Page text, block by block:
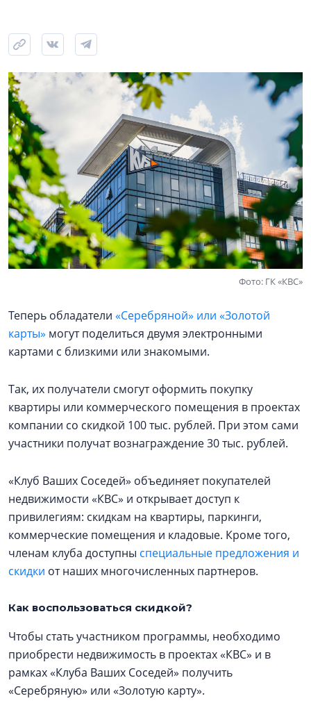
Фото: ГК «КВС»
Теперь обладатели «Серебряной» или «Золотой
карты» могут поделиться двумя электронными
картами с близкими или знакомыми.
Так, их получатели смогут оформить покупку
квартиры или коммерческого помещения в проектах
компании со скидкой 100 тыс. рублей. При этом сами
участники получат вознаграждение 30 тыс. рублей.
«Клуб Ваших Соседей» объединяет покупателей
недвижимости «КВС» и открывает доступ к
привилегиям: скидкам на квартиры, паркинги,
коммерческие помещения и кладовые. Кроме того,
членам клуба доступны специальные предложения и
скидки от наших многочисленных партнеров.
Как воспользоваться скидкой?
Чтобы стать участником программы, необходимо
приобрести недвижимость в проектах «КВС» и в
рамках «Клуба Ваших Соседей» получить
«Серебряную» или «Золотую карту».